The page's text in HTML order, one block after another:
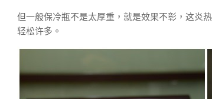
但一般保冷瓶不是太厚重，就是效果不彰，这炎
轻松许多。